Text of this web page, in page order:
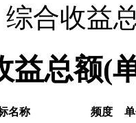
合收益
益总额(
名称 频度